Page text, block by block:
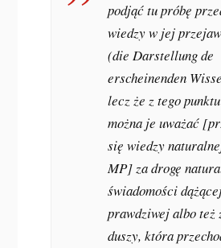
podjąć tu próbę
wiedzy w jej
(die Darstellung de
erscheinenden
lecz że z tego
można je uważać
się wiedzy
MP] za drogę
świadomości
prawdziwej albo też
duszy, która